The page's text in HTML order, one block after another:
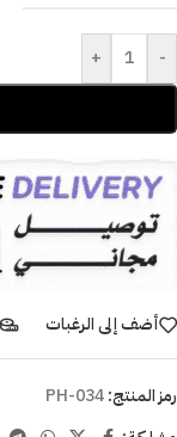
-
+
أضف إلى الرغبات
رمز المنتج:PH-034